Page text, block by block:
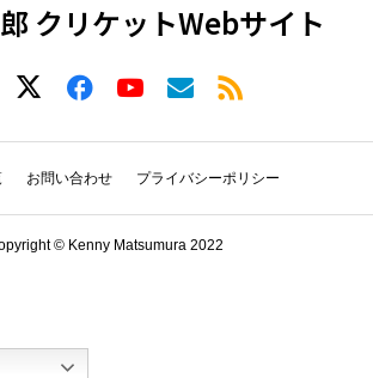
クリケットWebサイト
お問い合わせ プライバシーポリシー
© Kenny Matsumura 2022